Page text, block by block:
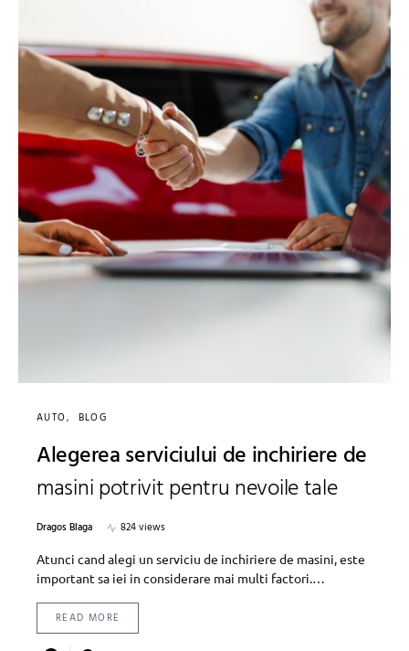
AUTO BLOG
Alegerea serviciului de inchiriere de
masini potrivit pentru nevoile tale
Dragos Blaga
824 views
Atunci cand alegi un serviciu de inchiriere de masini, este
important sa iei in considerare mai multi factori.…
READ MORE